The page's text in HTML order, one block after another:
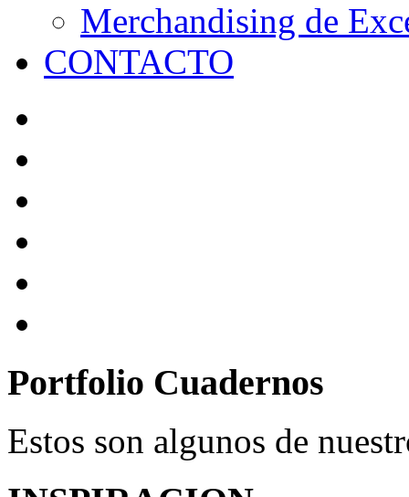
Merchandising de
CONTACTO
Portfolio Cuadernos
Estos son algunos de